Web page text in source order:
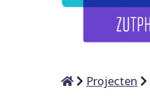
HomeProjecten